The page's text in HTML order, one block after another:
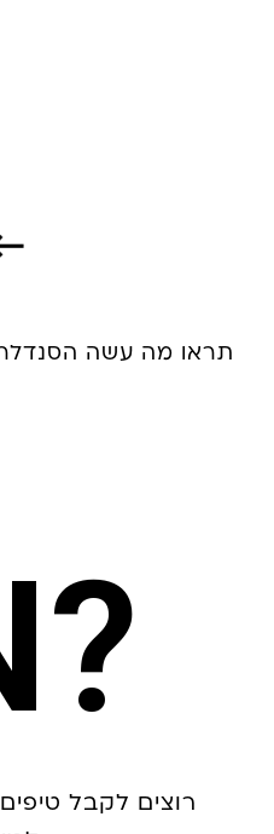
תראו מה עשה
?IN
רוצים לקבל